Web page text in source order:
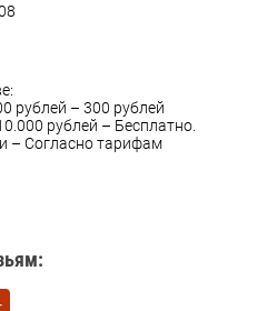
рублей – 300 рублей
рублей – Бесплатно.
– Согласно тарифам